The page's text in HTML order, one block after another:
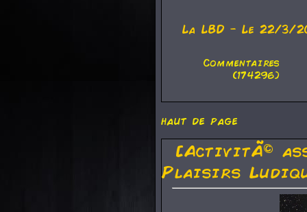
La LBD - Le 22/3/
Commentaires
(174296)
haut de page
[ActivitÃ©
Plaisirs